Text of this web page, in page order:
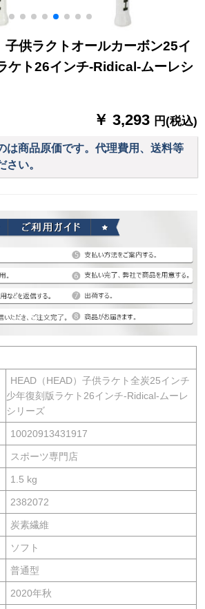
供ラクトオールカーボン25イ
ケト26インチ-Ridical-ムーレシ
￥ 3,293 円(税込)
は商品原価です。代理費用、送料等
さい。
HEAD（HEAD）子供ラケト全炭25インチ
少年復刻版ラケト26インチ-Ridical-ムーレ
シリーズ
10020913431917
スポーツ専門店
1.5 kg
2382072
炭素繊維
ソフト
普通型
2020年秋